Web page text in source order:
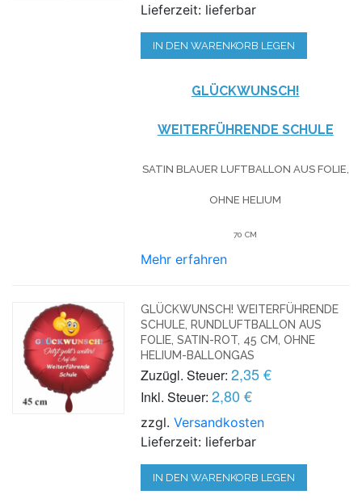
Lieferzeit: lieferbar
IN DEN WARENKORB LEGEN
GLÜCKWUNSCH!
WEITERFÜHRENDE SCHULE
SATIN BLAUER LUFTBALLON AUS FOLIE,
OHNE HELIUM
70 CM
Mehr erfahren
GLÜCKWUNSCH! WEITERFÜHRENDE
SCHULE, RUNDLUFTBALLON AUS
FOLIE, SATIN-ROT, 45 CM, OHNE
HELIUM-BALLONGAS
Zuzügl. Steuer: 2,35 €
Inkl. Steuer: 2,80 €
zzgl.Versandkosten
Lieferzeit: lieferbar
IN DEN WARENKORB LEGEN